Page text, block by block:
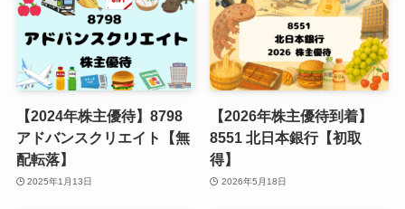
【2024年株主優待】8798
アドバンスクリエイト【無
配転落】
2025年1月13日
【2026年株主優待到着】
8551 北日本銀行【初取
得】
2026年5月18日